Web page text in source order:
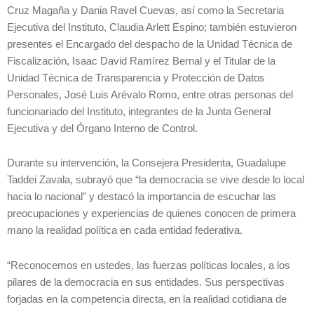
Cruz Magaña y Dania Ravel Cuevas, así como la Secretaria
Ejecutiva del Instituto, Claudia Arlett Espino; también estuvieron
presentes el Encargado del despacho de la Unidad Técnica de
Fiscalización, Isaac David Ramírez Bernal y el Titular de la
Unidad Técnica de Transparencia y Protección de Datos
Personales, José Luis Arévalo Romo, entre otras personas del
funcionariado del Instituto, integrantes de la Junta General
Ejecutiva y del Órgano Interno de Control.
Durante su intervención, la Consejera Presidenta, Guadalupe
Taddei Zavala, subrayó que “la democracia se vive desde lo local
hacia lo nacional” y destacó la importancia de escuchar las
preocupaciones y experiencias de quienes conocen de primera
mano la realidad política en cada entidad federativa.
“Reconocemos en ustedes, las fuerzas políticas locales, a los
pilares de la democracia en sus entidades. Sus perspectivas
forjadas en la competencia directa, en la realidad cotidiana de